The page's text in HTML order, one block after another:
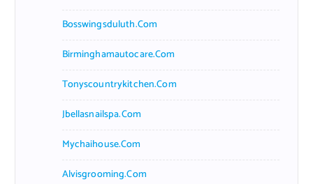
Bosswingsduluth.com
Birminghamautocare.com
Tonyscountrykitchen.com
Jbellasnailspa.com
Mychaihouse.com
Alvisgrooming.com